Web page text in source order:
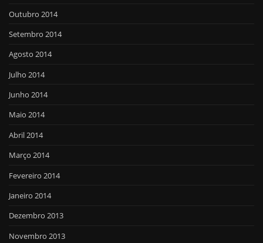
Outubro 2014
Setembro 2014
Agosto 2014
Julho 2014
Junho 2014
Maio 2014
Abril 2014
Março 2014
Fevereiro 2014
Janeiro 2014
Dezembro 2013
Novembro 2013